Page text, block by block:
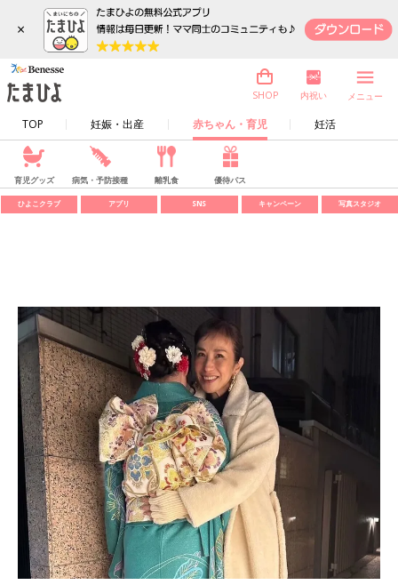
×
TOP 妊娠・出産 赤ちゃん・育児 妊活
SHOP 内祝い メニュー
育児グッズ 病気・予防接種 離乳食 優待パス
ひよこクラブ アプリ SNS キャンペーン 写真スタジオ